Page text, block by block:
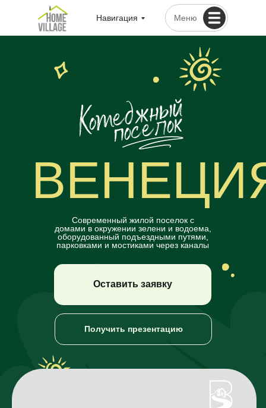
Меню
Навигация
Современный жилой поселок с
домами в окружении зелени и водоема,
оборудованный подъездными путями,
парковками и мостиками через каналы
Оставить заявку
Получить презентацию